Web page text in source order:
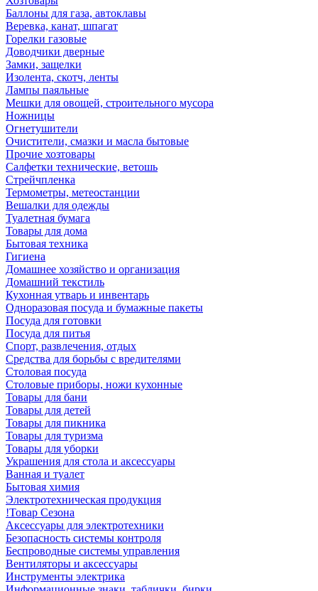
Баллоны для газа, автоклавы
Веревка, канат, шпагат
Горелки газовые
Доводчики дверные
Замки, защелки
Изолента, скотч, ленты
Лампы паяльные
Мешки для овощей, строительного мусора
Ножницы
Огнетушители
Очистители, смазки и масла бытовые
Прочие хозтовары
Салфетки технические, ветошь
Стрейчпленка
Термометры, метеостанции
Вешалки для одежды
Туалетная бумага
Товары для дома
Бытовая техника
Гигиена
Домашнее хозяйство и организация
Домашний текстиль
Кухонная утварь и инвентарь
Одноразовая посуда и бумажные пакеты
Посуда для готовки
Посуда для питья
Спорт, развлечения, отдых
Средства для борьбы с вредителями
Столовая посуда
Столовые приборы, ножи кухонные
Товары для бани
Товары для детей
Товары для пикника
Товары для туризма
Товары для уборки
Украшения для стола и аксессуары
Ванная и туалет
Бытовая химия
Электротехническая продукция
!Товар Сезона
Аксессуары для электротехники
Безопасность системы контроля
Беспроводные системы управления
Вентиляторы и аксессуары
Инструменты электрика